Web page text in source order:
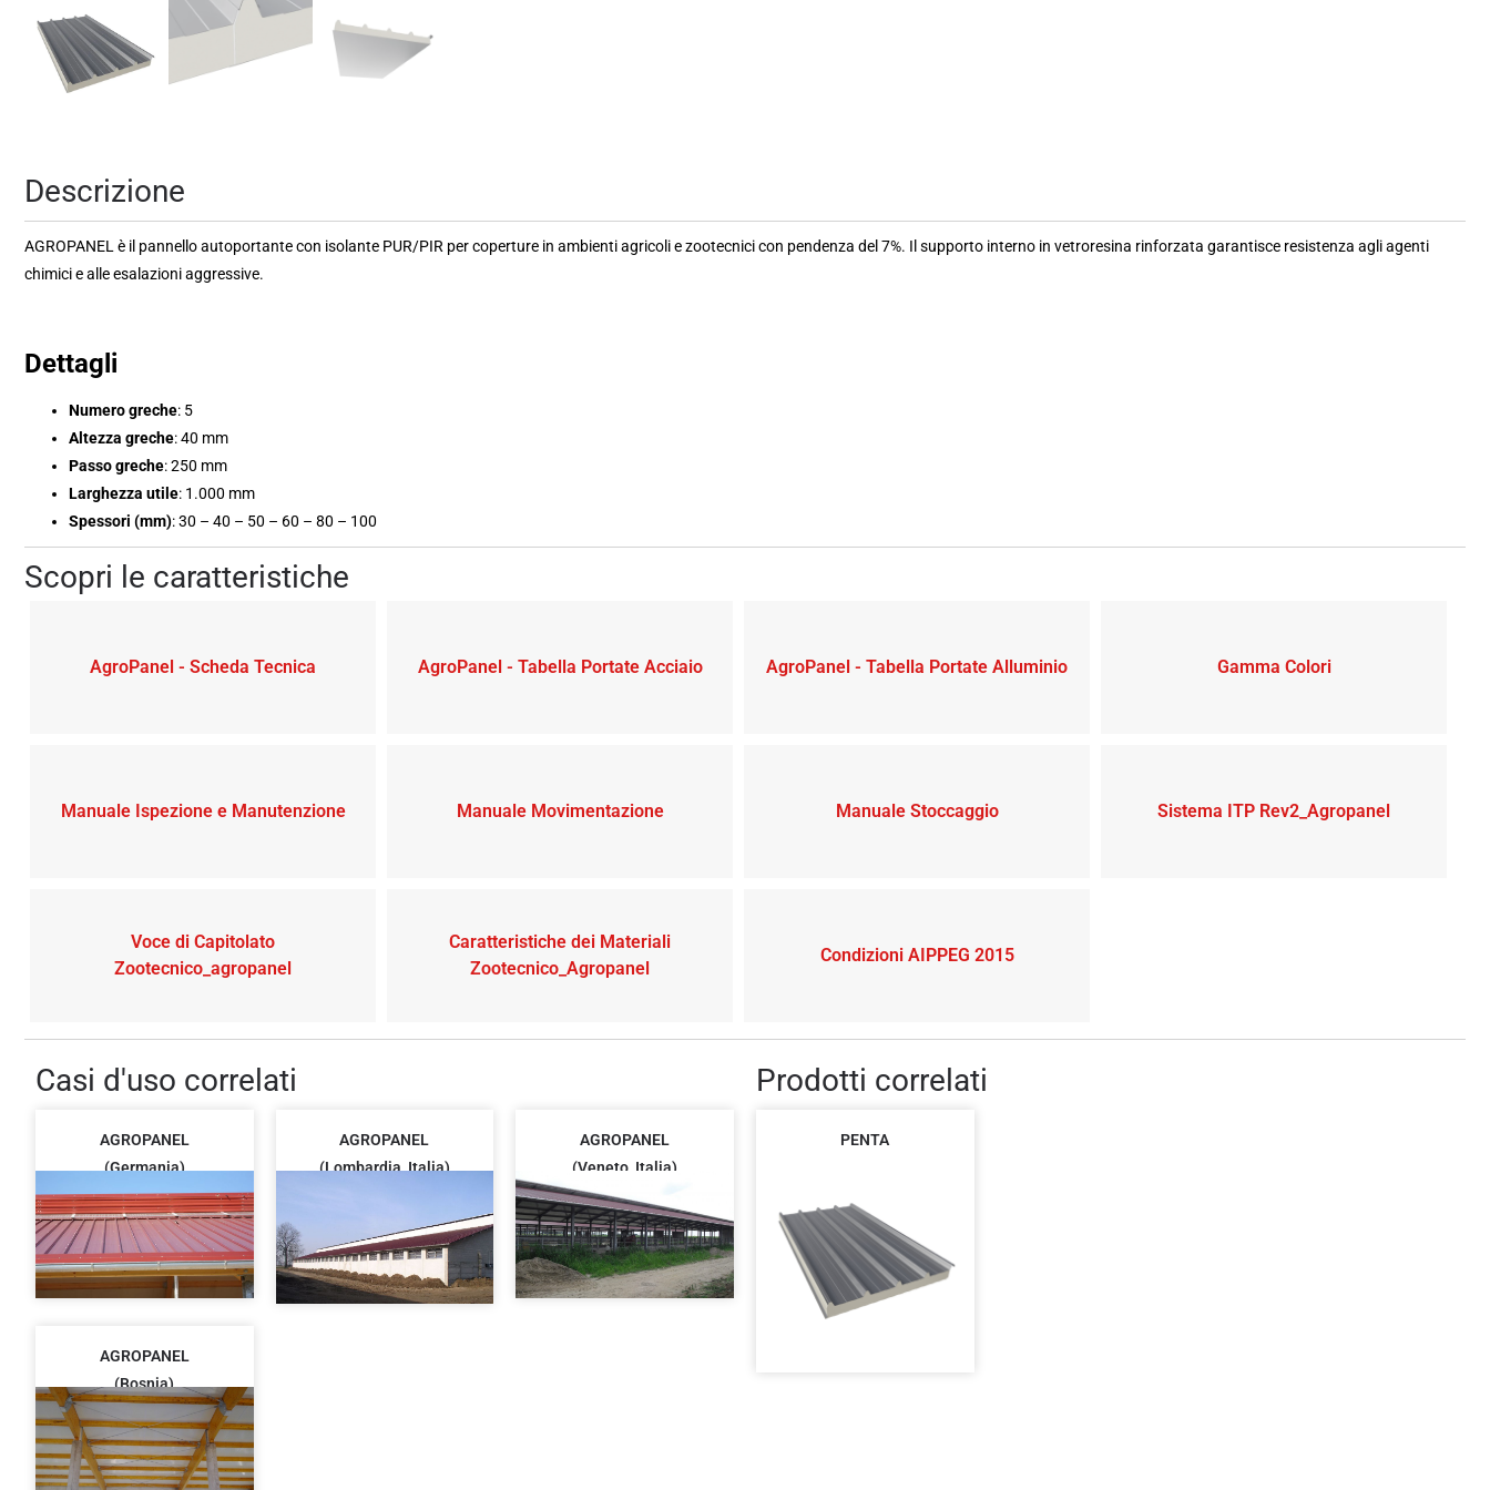
Descrizione
AGROPANEL è il pannello autoportante con isolante PUR/PIR per coperture in ambienti agricoli e zootecnici con pendenza del 7%. Il supporto interno in vetroresina rinforzata garantisce resistenza agli agenti
chimici e alle esalazioni aggressive.
Dettagli
Numero greche: 5
Altezza greche: 40 mm
Passo greche: 250 mm
Larghezza utile: 1.000 mm
Spessori (mm): 30 – 40 – 50 – 60 – 80 – 100
Scopri le caratteristiche
AgroPanel - Scheda Tecnica AgroPanel - Tabella Portate Acciaio AgroPanel - Tabella Portate Alluminio Gamma Colori
Manuale Ispezione e Manutenzione Manuale Movimentazione Manuale Stoccaggio Sistema ITP Rev2_Agropanel
Voce di Capitolato
Zootecnico_agropanel
Caratteristiche dei Materiali
Zootecnico_Agropanel
Condizioni AIPPEG 2015
Casi d'uso correlati
AGROPANEL
(Germania)
AGROPANEL
(Lombardia, Italia)
AGROPANEL
(Veneto, Italia)
AGROPANEL
(Bosnia)
Prodotti correlati
PENTA